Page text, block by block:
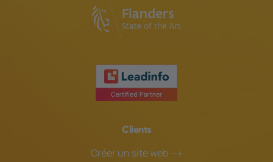
Clients
Créer un site web